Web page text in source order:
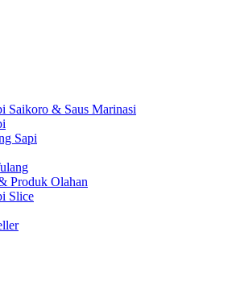
Saikoro & Saus Marinasi
Sapi
Produk Olahan
Slice